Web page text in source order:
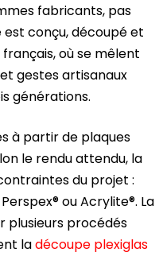
fabricants, pas
conçu, découpé et
où se mêlent
gestes artisanaux
générations.
à partir de plaques
le rendu attendu, la
du projet :
Perspex® ou Acrylite®. La
plusieurs procédés
ladécoupe plexiglas